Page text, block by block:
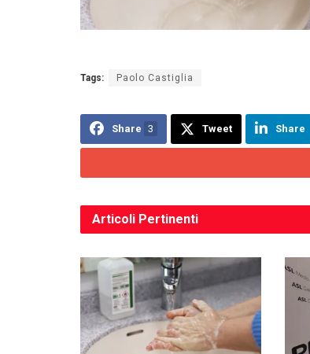
Tags: Paolo Castiglia
Share 3 Tweet Share
Articoli Pertinenti